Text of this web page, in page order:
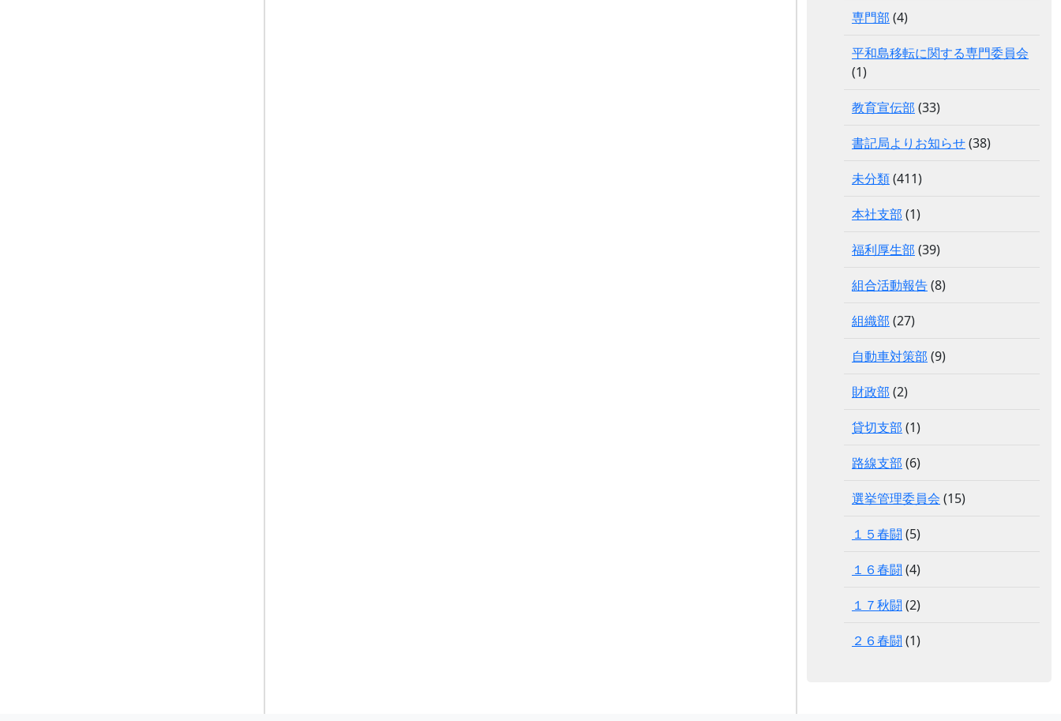
専門部 (4)
平和島移転に関する専門委員会
(1)
教育宣伝部 (33)
書記局よりお知らせ(38)
未分類(411)
本社支部 (1)
福利厚生部 (39)
組合活動報告(8)
組織部 (27)
自動車対策部 (9)
財政部 (2)
貸切支部 (1)
路線支部 (6)
選挙管理委員会 (15)
１５春闘 (5)
１６春闘 (4)
１７秋闘 (2)
２６春闘 (1)